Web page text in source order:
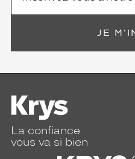
JE
La confiance
vous va si bien